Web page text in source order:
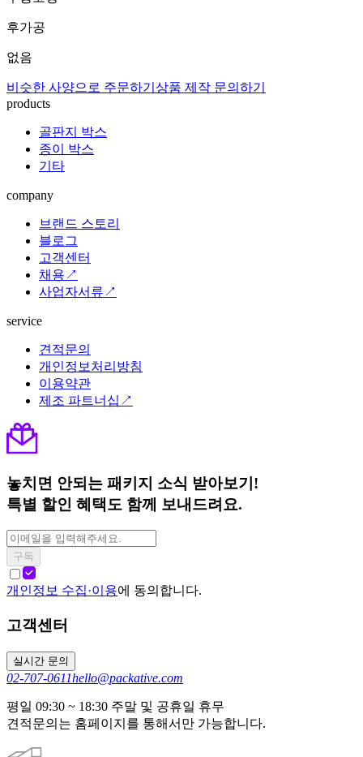
후가공
없음
비슷한 사양으로 주문하기 상품 제작 문의하기
products
골판지 박스
종이 박스
기타
company
브랜드 스토리
블로그
고객센터
채용↗
사업자서류↗
service
견적문의
개인정보처리방침
이용약관
제조 파트너십↗
놓치면 안되는 패키지 소식 받아보기!
특별 할인 혜택도 함께 보내드려요.
구독
개인정보 수집·이용에 동의합니다.
고객센터
실시간 문의
02-707-0611hello@packative.com
평일 09:30 ~ 18:30 주말 및 공휴일 휴무
견적문의는 홈페이지를 통해서만 가능합니다.